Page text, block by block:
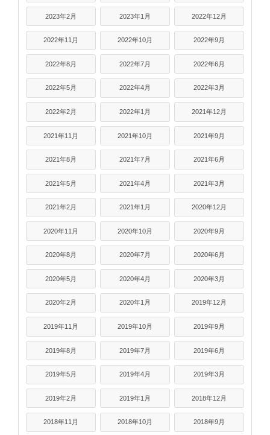
2023年2月 2023年1月 2022年12月
2022年11月 2022年10月 2022年9月
2022年8月 2022年7月 2022年6月
2022年5月 2022年4月 2022年3月
2022年2月 2022年1月 2021年12月
2021年11月 2021年10月 2021年9月
2021年8月 2021年7月 2021年6月
2021年5月 2021年4月 2021年3月
2021年2月 2021年1月 2020年12月
2020年11月 2020年10月 2020年9月
2020年8月 2020年7月 2020年6月
2020年5月 2020年4月 2020年3月
2020年2月 2020年1月 2019年12月
2019年11月 2019年10月 2019年9月
2019年8月 2019年7月 2019年6月
2019年5月 2019年4月 2019年3月
2019年2月 2019年1月 2018年12月
2018年11月 2018年10月 2018年9月